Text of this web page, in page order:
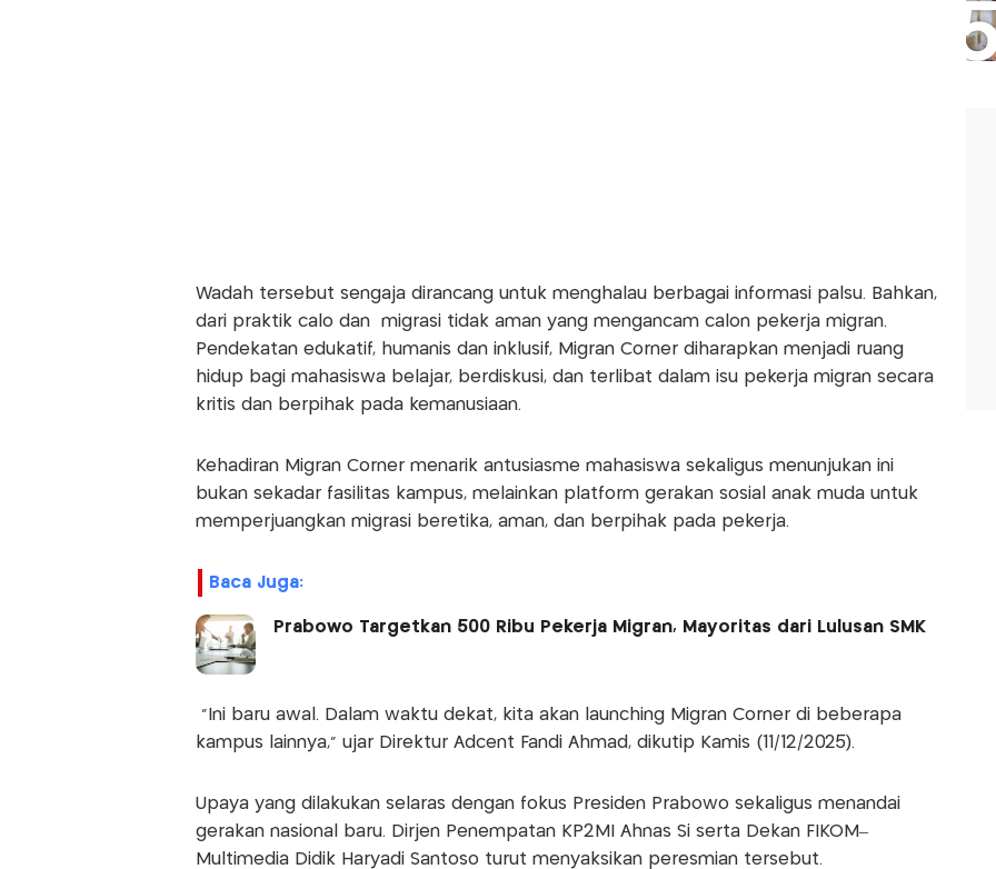
Wadah tersebut sengaja dirancang untuk menghalau berbagai informasi palsu. Bahkan,
dari praktik calo dan migrasi tidak aman yang mengancam calon pekerja migran.
Pendekatan edukatif, humanis dan inklusif, Migran Corner diharapkan menjadi ruang
hidup bagi mahasiswa belajar, berdiskusi, dan terlibat dalam isu pekerja migran secara
kritis dan berpihak pada kemanusiaan.
Kehadiran Migran Corner menarik antusiasme mahasiswa sekaligus menunjukan ini
bukan sekadar fasilitas kampus, melainkan platform gerakan sosial anak muda untuk
memperjuangkan migrasi beretika, aman, dan berpihak pada pekerja.
Baca Juga:
Prabowo Targetkan 500 Ribu Pekerja Migran, Mayoritas dari Lulusan SMK
“Ini baru awal. Dalam waktu dekat, kita akan launching Migran Corner di beberapa
kampus lainnya,” ujar Direktur Adcent Fandi Ahmad, dikutip Kamis (11/12/2025).
Upaya yang dilakukan selaras dengan fokus Presiden Prabowo sekaligus menandai
gerakan nasional baru. Dirjen Penempatan KP2MI Ahnas Si serta Dekan FIKOM–
Multimedia Didik Haryadi Santoso turut menyaksikan peresmian tersebut.